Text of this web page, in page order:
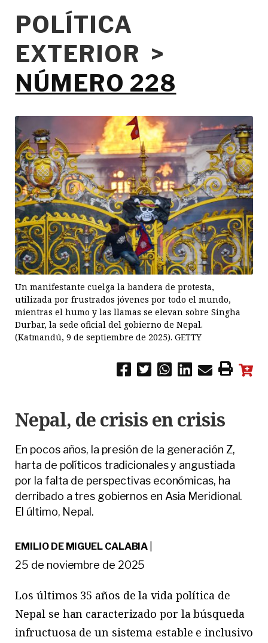
POLÍTICA
EXTERIOR >
NÚMERO 228
Un manifestante cuelga la bandera de protesta,
utilizada por frustrados jóvenes por todo el mundo,
mientras el humo y las llamas se elevan sobre Singha
Durbar, la sede oficial del gobierno de Nepal.
(Katmandú, 9 de septiembre de 2025). GETTY
Nepal, de crisis en crisis
En pocos años, la presión de la generación Z,
harta de políticos tradicionales y angustiada
por la falta de perspectivas económicas, ha
derribado a tres gobiernos en Asia Meridional.
El último, Nepal.
EMILIO DE MIGUEL CALABIA
25 de noviembre de 2025
Losúltimos 35 años de la vida política de
Nepal se han caracterizado por la búsqueda
infructuosa de un sistema estable e inclusivo